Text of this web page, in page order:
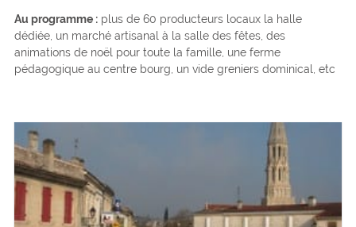
Au programme :plus de 60 producteurs locaux la halle
dédiée, un marché artisanal à la salle des fêtes, des
animations de noël pour toute la famille, une ferme
pédagogique au centre bourg, un vide greniers dominical, etc